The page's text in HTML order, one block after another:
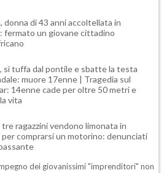
donna di 43 anni accoltellata in
fermato un giovane cittadino
si tuffa dal pontile e sbatte la testa
muore 17enne | Tragedia sul
14enne cade per oltre 50 metri e
vita
tre ragazzini vendono limonata in
per comprarsi un motorino: denunciati
dei giovanissimi "imprenditori" non